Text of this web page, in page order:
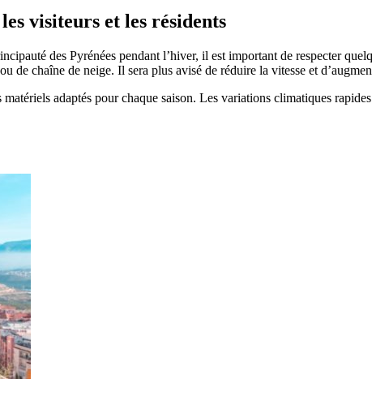
visiteurs et les résidents
des Pyrénées pendant l’hiver, il est important de respecter
de chaîne de neige. Il sera plus avisé de réduire la vitesse et
adaptés pour chaque saison. Les variations climatiques